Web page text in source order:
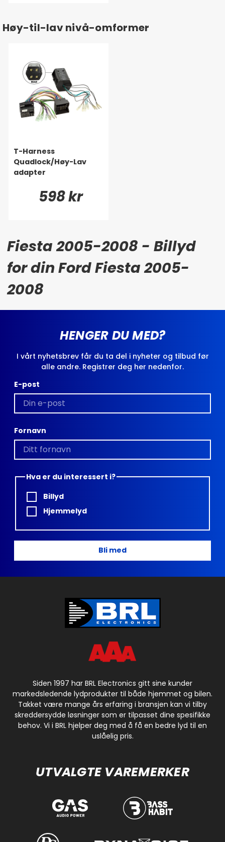
Høy-til-lav nivå-omformer
T-Harness
Quadlock/Høy-Lav
adapter
598 kr
Fiesta 2005-2008 - Billyd
for din Ford Fiesta 2005-
2008
HENGER DU MED?
I vårt nyhetsbrev får du ta del i nyheter og tilbud før
alle andre. Registrer deg her nedenfor.
E-post
Fornavn
Hva er du interessert i?
Billyd
Hjemmelyd
Bli med
Siden 1997 har BRL Electronics gitt sine kunder
markedsledende lydprodukter til både hjemmet og bilen.
Takket være mange års erfaring i bransjen kan vi tilby
skreddersydde løsninger som er tilpasset dine spesifikke
behov. Vi i BRL hjelper deg med å få en bedre lyd til en
uslåelig pris.
UTVALGTE VAREMERKER